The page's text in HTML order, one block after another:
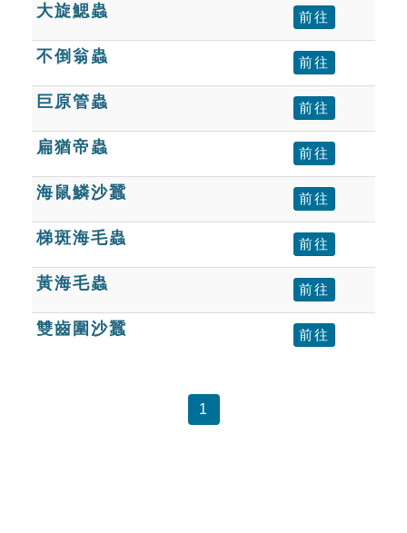
大旋鰓蟲 前往
不倒翁蟲 前往
巨原管蟲 前往
扁猶帝蟲 前往
海鼠鱗沙蠶 前往
梯斑海毛蟲 前往
黃海毛蟲 前往
雙齒圍沙蠶 前往
1